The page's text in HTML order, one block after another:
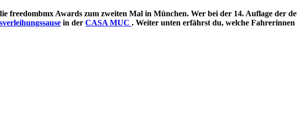
freedombmx Awards zum zweiten Mal in München. Wer bei der 14. Auflage der
in der CASA MUC . Weiter unten erfährst du, welche